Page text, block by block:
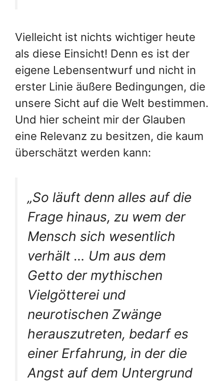
Vielleicht ist nichts wichtiger heute
als diese Einsicht! Denn es ist der
eigene Lebensentwurf und nicht in
erster Linie äußere Bedingungen, die
unsere Sicht auf die Welt bestimmen.
Und hier scheint mir der Glauben
eine Relevanz zu besitzen, die kaum
überschätzt werden kann:
„So läuft denn alles auf die
Frage hinaus, zu wem der
Mensch sich wesentlich
verhält … Um aus dem
Getto der mythischen
Vielgötterei und
neurotischen Zwänge
herauszutreten, bedarf es
einer Erfahrung, in der die
Angst auf dem Untergrund